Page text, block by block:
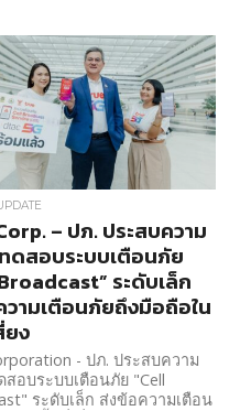
– ปภ. ประสบความ
ดสอบระบบเตือนภัย
ระดับเล็ก
ามเตือนภัยถึงมือถือใน
ยง
- ปภ. ประสบความ
สอบระบบเตือนภัย "Cell
ระดับเล็ก ส่งข้อความเตือน